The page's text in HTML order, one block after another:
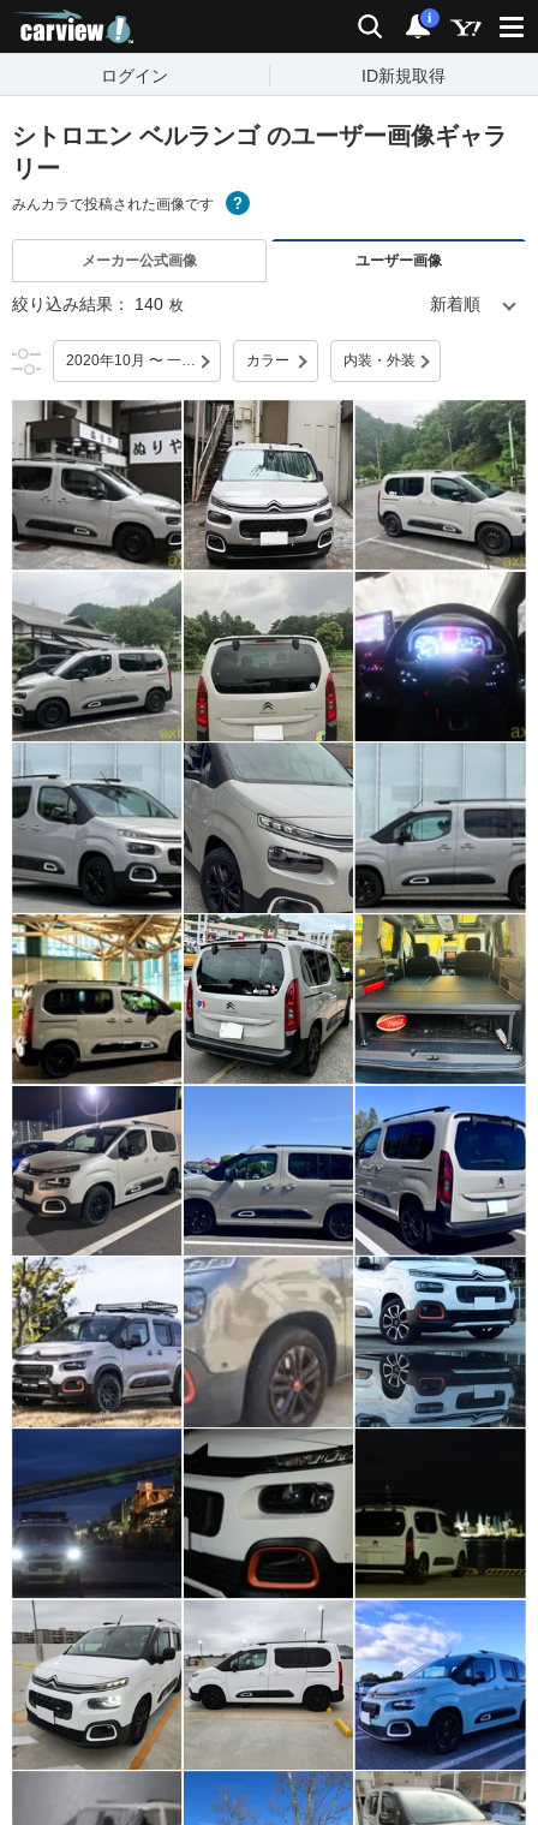
検索 通知
i
ログイン ID新規取得
シトロエン ベルランゴ のユーザー画像ギャラ
リー
みんカラで投稿された画像です
メーカー公式画像 ユーザー画像
絞り込み結果： 140 枚
2020年10月 〜 一部改良 カラー 内装・外装